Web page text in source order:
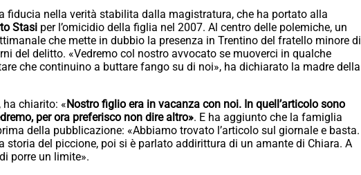
fiducia nella verità stabilita dalla magistratura, che ha portato alla
Stasi per l’omicidio della figlia nel 2007. Al centro delle polemiche, un
che mette in dubbio la presenza in Trentino del fratello minore di
del delitto. «Vedremo col nostro avvocato se muoverci in qualche
che continuino a buttare fango su di noi», ha dichiarato la madre della
chiarito: «Nostro figlio era in vacanza con noi. In quell’articolo sono
per ora preferisco non dire altro». E ha aggiunto che la famiglia
della pubblicazione: «Abbiamo trovato l’articolo sul giornale e basta.
storia del piccione, poi si è parlato addirittura di un amante di Chiara. A
porre un limite».